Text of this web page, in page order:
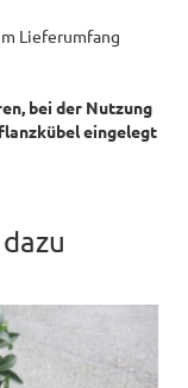
Lieferumfang
bei der Nutzung
eingelegt